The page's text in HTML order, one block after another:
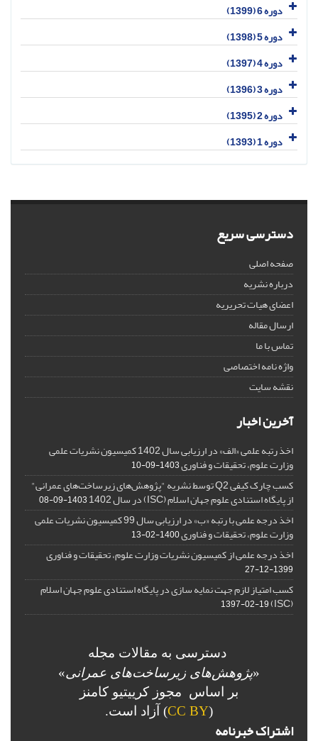
دوره 6 (1399)
دوره 5 (1398)
دوره 4 (1397)
دوره 3 (1396)
دوره 2 (1395)
دوره 1 (1393)
دسترسی سریع
صفحه اصلی
درباره نشریه
اعضای هیات تحریریه
ارسال مقاله
تماس با ما
واژه نامه اختصاصی
نقشه سایت
آخرین اخبار
اخذ رتبه علمی «الف» در ارزیابی سال 1402 کمیسیون نشریات علمی
وزارت علوم، تحقیقات و فناوری1403-09-10
کسب چارک کیفی Q2 توسط نشریه "پژوهش‌های زیرساخت‌های عمرانی"
از پایگاه استنادی علوم جهان اسلام (ISC) در سال 1402 1403-09-08
اخذ درجه علمی با رتبه «ب» در ارزیابی سال 99 کمیسیون نشریات علمی
وزارت علوم، تحقیقات و فناوری1400-02-13
اخذ درجه علمی از کمیسیون نشریات وزارت علوم، تحقیقات و فناوری
1399-12-27
کسب امتیاز لازم جهت نمایه سازی در پایگاه استنادی علوم جهان اسلام
(ISC)
1397-02-19
دسترسی به مقالات مجله
«پژوهش‌های زیرساخت‌های عمرانی»
بر اساس مجوز کرییتیو کامنز
(
CC BY) آزاد است.
اشتراک خبرنامه